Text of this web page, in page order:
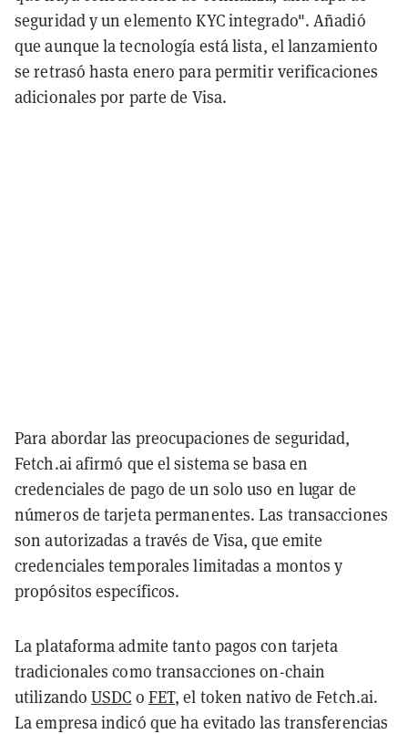
seguridad y un elemento KYC integrado". Añadió
que aunque la tecnología está lista, el lanzamiento
se retrasó hasta enero para permitir verificaciones
adicionales por parte de Visa.
Para abordar las preocupaciones de seguridad,
Fetch.ai afirmó que el sistema se basa en
credenciales de pago de un solo uso en lugar de
números de tarjeta permanentes. Las transacciones
son autorizadas a través de Visa, que emite
credenciales temporales limitadas a montos y
propósitos específicos.
La plataforma admite tanto pagos con tarjeta
tradicionales como transacciones on-chain
utilizandoUSDC o FET, el token nativo de Fetch.ai.
La empresa indicó que ha evitado las transferencias